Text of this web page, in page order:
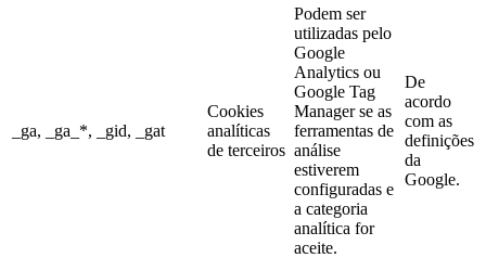
_ga, _ga_*, _gid, _gat
Cookies
analíticas
de terceiros
Podem ser
utilizadas pelo
Google
Analytics ou
Google Tag
Manager se as
ferramentas de
análise
estiverem
configuradas e
a categoria
analítica for
aceite.
De
acordo
com as
definições
da
Google.